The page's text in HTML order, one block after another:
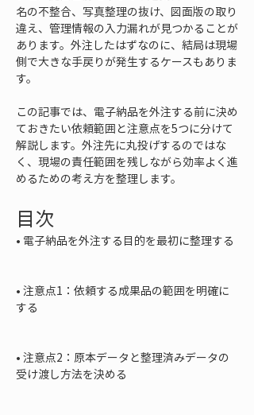
名の不整合、写真整理の抜け、図面版の取り
違え、管理情報の入力漏れが見つかることが
あります。外注したはずなのに、結局は現場
側で大きな手戻りが発生するケースもありま
す。
この記事では、電子納品を外注する前に決め
ておきたい依頼範囲と注意点を5つに分けて
解説します。外注先に丸投げするのではな
く、現場の責任範囲を残しながら効率よく進
めるための考え方を整理します。
目次
• 電子納品を外注する目的を最初に整理する
• 注意点1：依頼する成果品の範囲を明確に
する
• 注意点2：原本データと整理済みデータの
受け渡し方法を決める